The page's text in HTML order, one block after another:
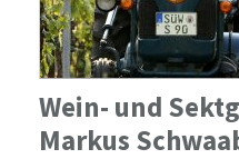
Wein- und
Markus